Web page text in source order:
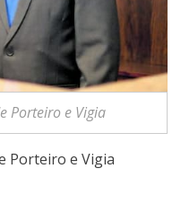
Porteiro e Vigia
Porteiro e Vigia